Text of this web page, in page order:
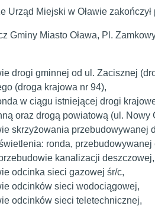
Urząd Miejski w Oławie
Gminy Miasto Oława, Pl.
drogi gminnej od ul. Zacisznej
(droga krajowa nr 94),
w ciągu istniejącej drogi
oraz drogą powiatową (ul. Nowy
skrzyżowania przebudowywanej
ronda,
kanalizacji deszczowej,
odcinka sieci gazowej śr/c,
odcinków sieci wodociągowej,
odcinków sieci teletechnicznej,